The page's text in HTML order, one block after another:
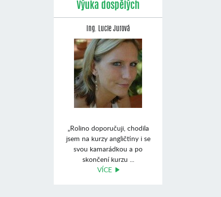
Výuka dospělých
Ing. Lucie Jurová
„Rolino doporučuji, chodila
jsem na kurzy angličtiny i se
svou kamarádkou a po
skončení kurzu ...
VÍCE